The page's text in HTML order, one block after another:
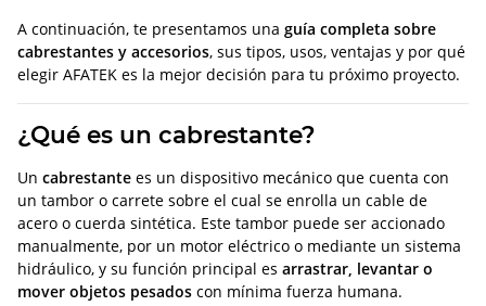
A continuación, te presentamos una guía completa sobre
cabrestantes y accesorios, sus tipos, usos, ventajas y por qué
elegir AFATEK es la mejor decisión para tu próximo proyecto.
¿Qué es un cabrestante?
Un cabrestante es un dispositivo mecánico que cuenta con
un tambor o carrete sobre el cual se enrolla un cable de
acero o cuerda sintética. Este tambor puede ser accionado
manualmente, por un motor eléctrico o mediante un sistema
hidráulico, y su función principal es arrastrar, levantar o
mover objetos pesados con mínima fuerza humana.